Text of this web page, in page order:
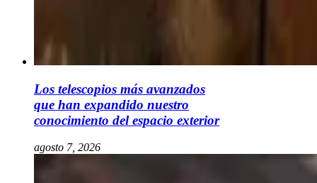
Los telescopios más avanzados
que han expandido nuestro
conocimiento del espacio exterior
agosto 7, 2026